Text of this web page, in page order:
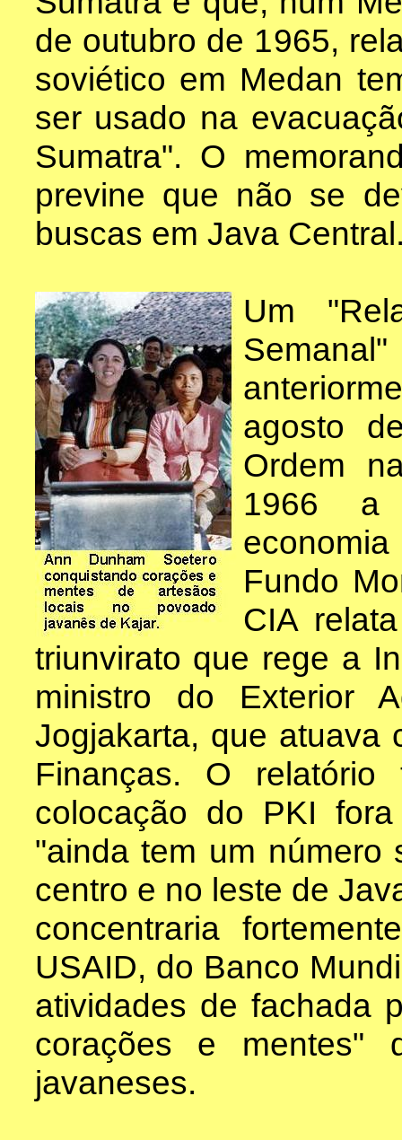
de outubro de 1965,
soviético em Medan
ser usado na
Sumatra". O
previne que não se
buscas em Java
Um
agosto
Ordem
1966 a
Fundo
CIA
triunvirato que rege a
ministro do Exterior
Jogjakarta, que atuava
Finanças. O
colocação do PKI
"ainda tem um número
centro e no leste de
concentraria
USAID, do Banco
atividades de fachada
corações e mentes"
javaneses.